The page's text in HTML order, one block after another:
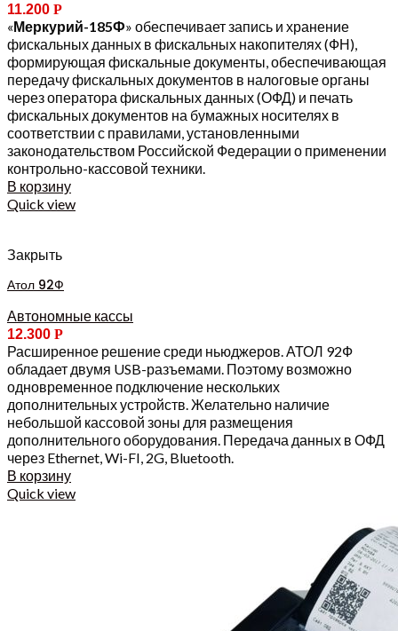
11.200 Р
«Меркурий-185Ф» обеспечивает запись и хранение
фискальных данных в фискальных накопителях (ФН),
формирующая фискальные документы, обеспечивающая
передачу фискальных документов в налоговые органы
через оператора фискальных данных (ОФД) и печать
фискальных документов на бумажных носителях в
соответствии с правилами, установленными
законодательством Российской Федерации о применении
контрольно-кассовой техники.
В корзину
Quick view
Закрыть
Атол 92Ф
Автономные кассы
12.300 Р
Расширенное решение среди ньюджеров. АТОЛ 92Ф
обладает двумя USB-разъемами. Поэтому возможно
одновременное подключение нескольких
дополнительных устройств. Желательно наличие
небольшой кассовой зоны для размещения
дополнительного оборудования. Передача данных в ОФД
через Ethernet, Wi-FI, 2G, Bluetooth.
В корзину
Quick view